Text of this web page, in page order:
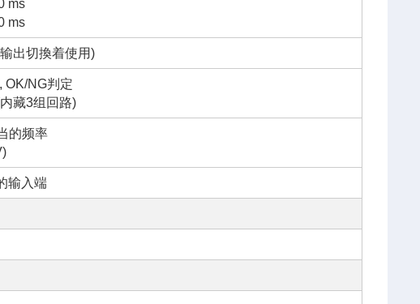
ms
ms
出切換着使用)
OK/NG判定
藏3组回路)
的频率
输入端